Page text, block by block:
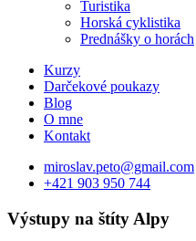
Turistika
Horská cyklistika
Prednášky o horách
Kurzy
Darčekové poukazy
Blog
O mne
Kontakt
miroslav.peto@gmail.com
+421 903 950 744
Výstupy na štíty Alpy